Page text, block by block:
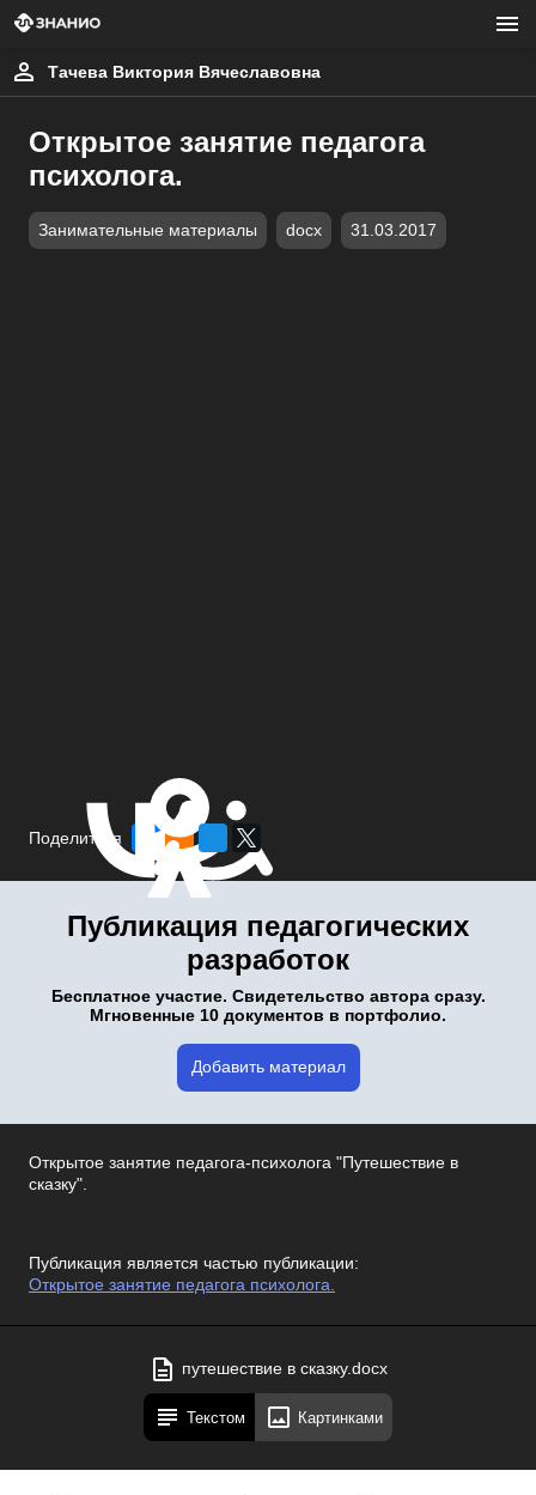
Тачева Виктория Вячеславовна
Открытое занятие педагога
психолога.
Занимательные материалы docx 31.03.2017
Поделиться
Публикация педагогических
разработок
Бесплатное участие. Свидетельство автора сразу.
Мгновенные 10 документов в портфолио.
Добавить материал
Открытое занятие педагога-психолога "Путешествие в
сказку".
Публикация является частью публикации:
Открытое занятие педагога психолога.
путешествие в сказку.docx
Текстом Картинками